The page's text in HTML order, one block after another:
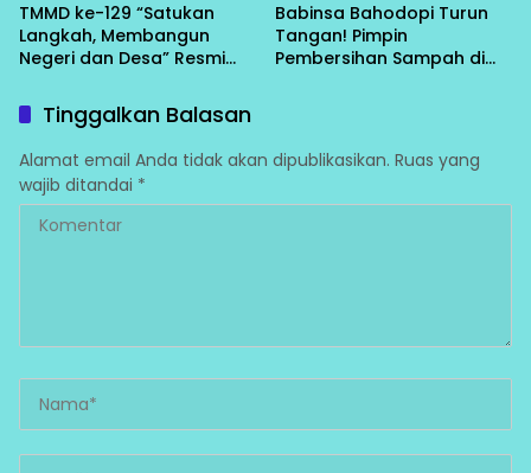
TMMD ke-129 “Satukan
Langkah, Membangun
Negeri dan Desa” Resmi
Babinsa Bahodopi Turun
Tangan! Pimpin
Pembersihan Sampah di
Tinggalkan Balasan
Alamat email Anda tidak akan dipublikasikan. Ruas yang
wajib ditandai *